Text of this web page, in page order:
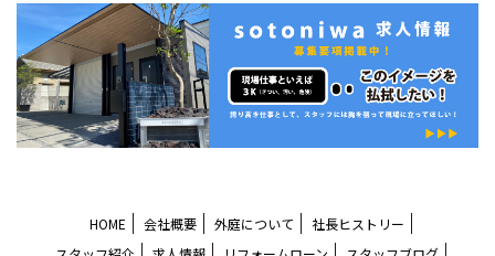
HOME 会社概要 外庭について
社長ヒストリー